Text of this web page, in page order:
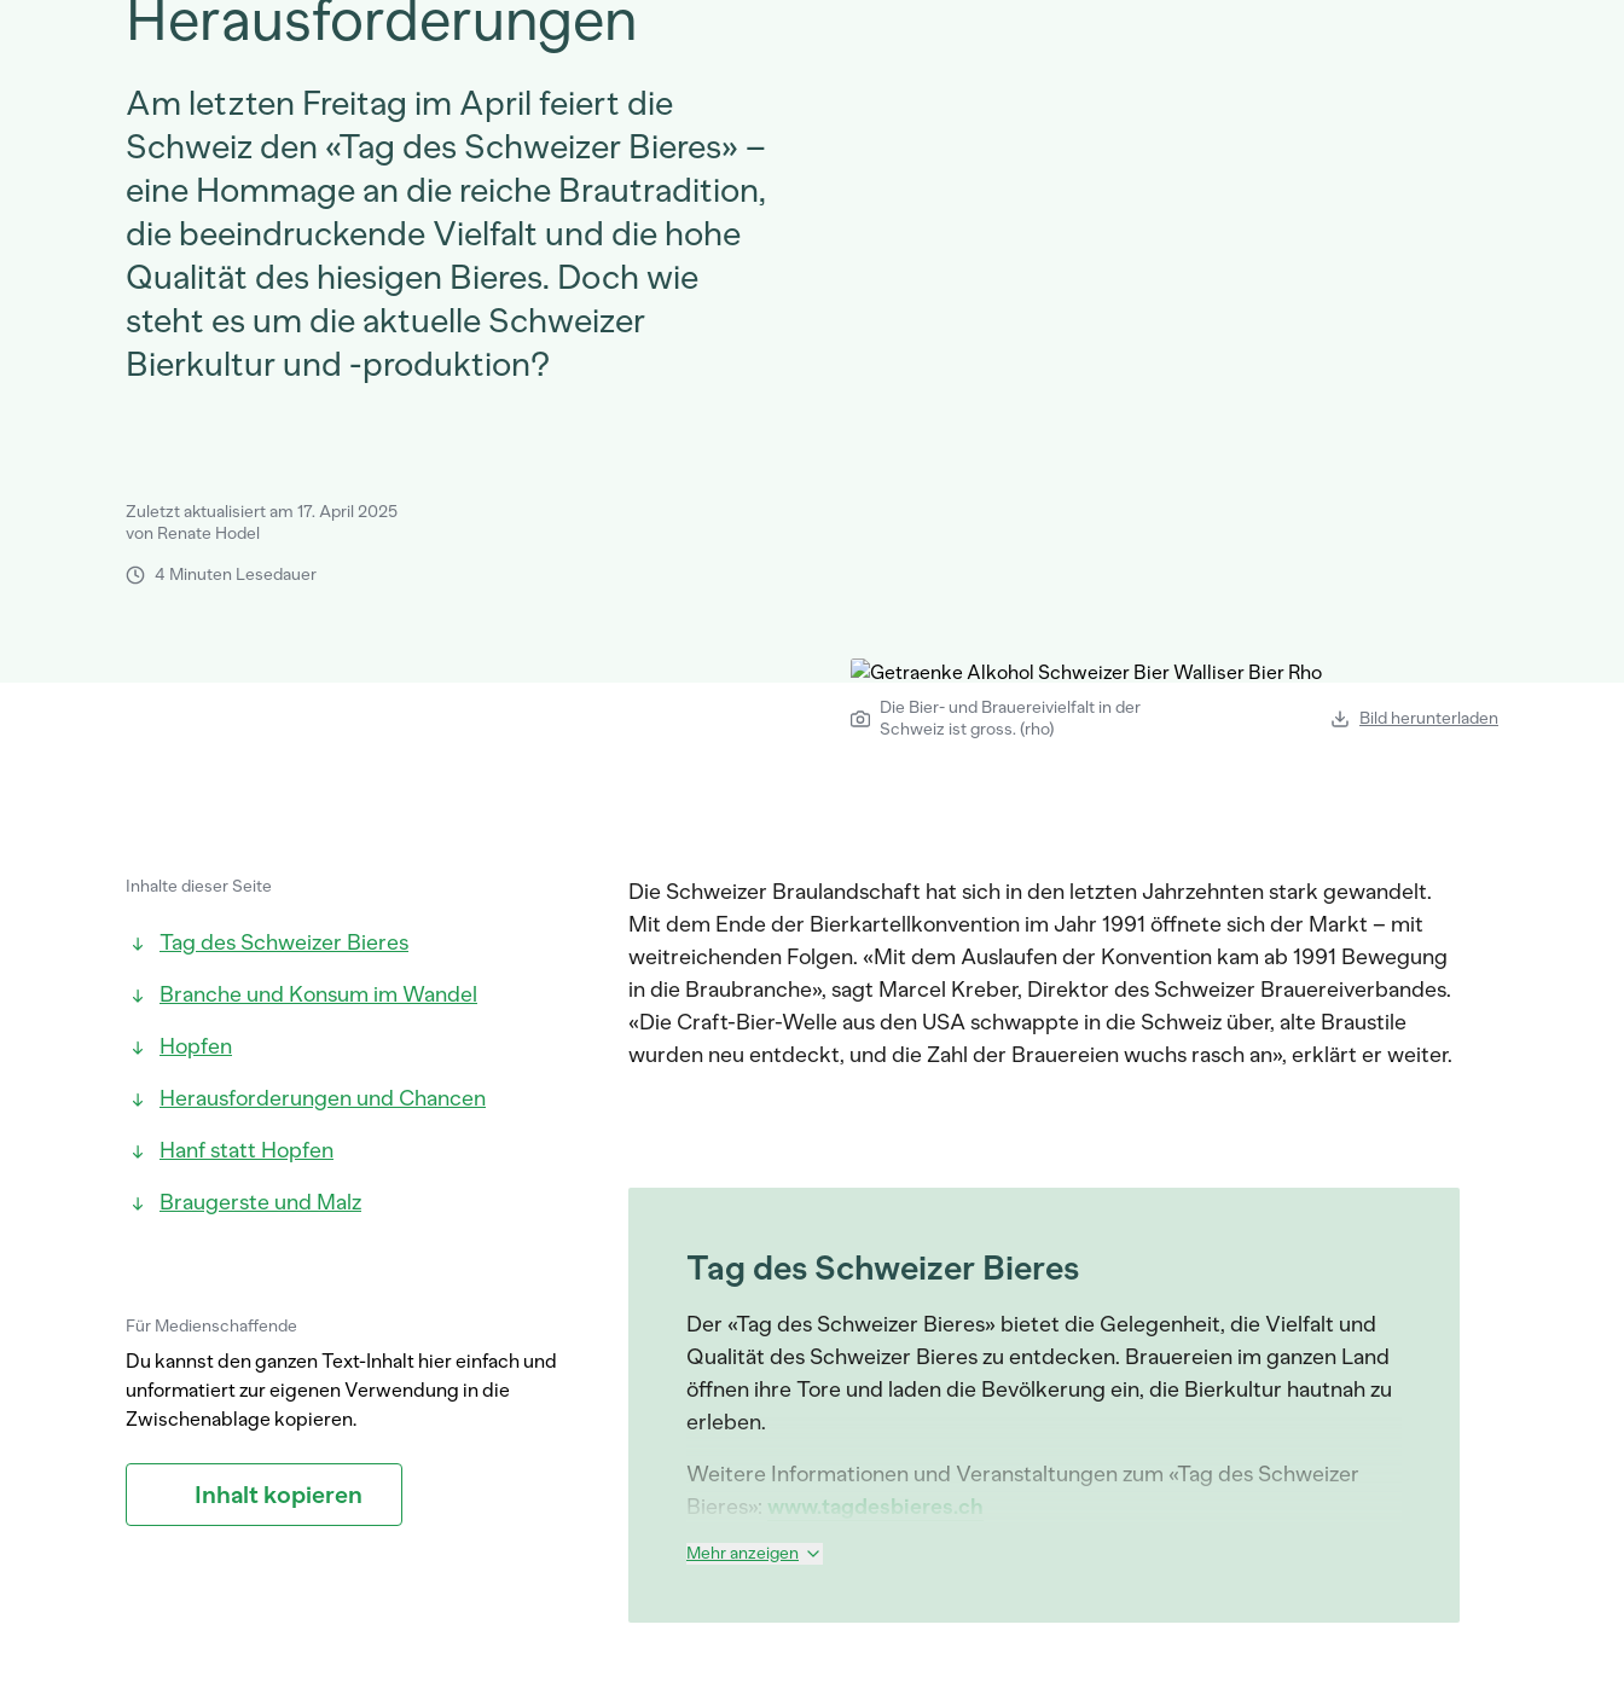
Herausforderungen
Am letzten Freitag im April feiert die
Schweiz den «Tag des Schweizer Bieres» –
eine Hommage an die reiche Brautradition,
die beeindruckende Vielfalt und die hohe
Qualität des hiesigen Bieres. Doch wie
steht es um die aktuelle Schweizer
Bierkultur und -produktion?
Zuletzt aktualisiert am 17. April 2025
von Renate Hodel
4 Minuten Lesedauer
Die Bier- und Brauereivielfalt in der
Schweiz ist gross. (rho)
Bild herunterladen
Inhalte dieser Seite
Tag des Schweizer Bieres
Branche und Konsum im Wandel
Hopfen
Herausforderungen und Chancen
Hanf statt Hopfen
Braugerste und Malz
Für Medienschaffende
Du kannst den ganzen Text-Inhalt hier einfach und
unformatiert zur eigenen Verwendung in die
Zwischenablage kopieren.
Inhalt kopieren
Die Schweizer Braulandschaft hat sich in den letzten Jahrzehnten stark gewandelt.
Mit dem Ende der Bierkartellkonvention im Jahr 1991 öffnete sich der Markt – mit
weitreichenden Folgen. «Mit dem Auslaufen der Konvention kam ab 1991 Bewegung
in die Braubranche», sagt Marcel Kreber, Direktor des Schweizer Brauereiverbandes.
«Die Craft-Bier-Welle aus den USA schwappte in die Schweiz über, alte Braustile
wurden neu entdeckt, und die Zahl der Brauereien wuchs rasch an», erklärt er weiter.
Tag des Schweizer Bieres
Der «Tag des Schweizer Bieres» bietet die Gelegenheit, die Vielfalt und
Qualität des Schweizer Bieres zu entdecken. Brauereien im ganzen Land
öffnen ihre Tore und laden die Bevölkerung ein, die Bierkultur hautnah zu
erleben.
Weitere Informationen und Veranstaltungen zum «Tag des Schweizer
Bieres»: www.tagdesbieres.ch
Mehr anzeigen